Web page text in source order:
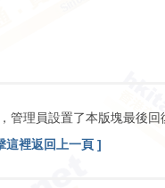
管理員設置了本版塊最後
這裡返回上一頁 ]